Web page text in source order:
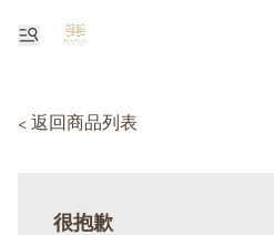
< 返回商品列表
很抱歉